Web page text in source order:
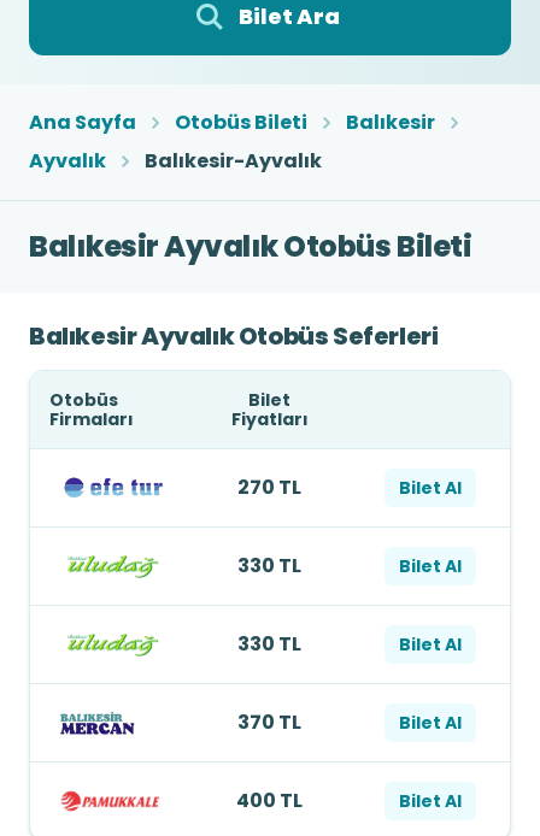
Bilet Ara
Ana Sayfa Otobüs Bileti
Balıkesir
Ayvalık
Balıkesir-Ayvalık
Balıkesir Ayvalık Otobüs Bileti
Balıkesir Ayvalık Otobüs Seferleri
Otobüs
Firmaları
Bilet
Fiyatları
270 TL Bilet Al
330 TL Bilet Al
330 TL Bilet Al
370 TL Bilet Al
400 TL Bilet Al